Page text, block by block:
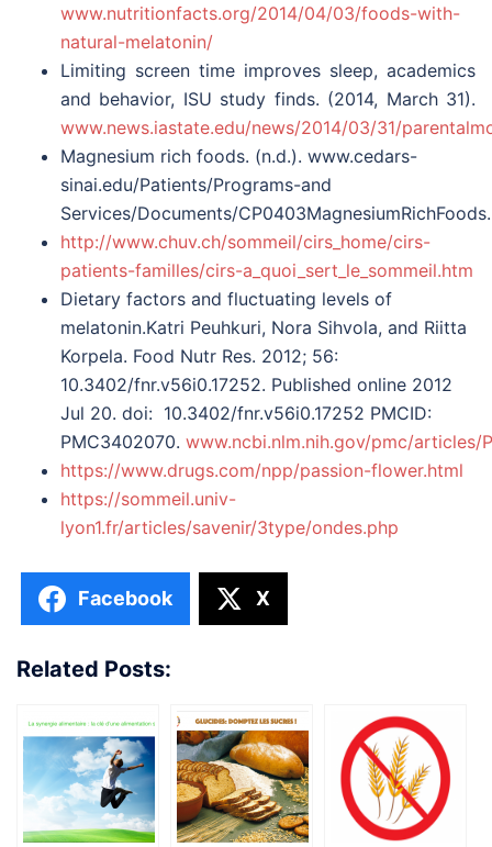
www.nutritionfacts.org/2014/04/03/foods-with-
natural-melatonin/
Limiting screen time improves sleep, academics
and behavior, ISU study finds. (2014, March 31).
www.news.iastate.edu/news/2014/03/31/
Magnesium rich foods. (n.d.). www.cedars-
sinai.edu/Patients/Programs-and
Services/Documents/
http://www.chuv.ch/sommeil/cirs_home/cirs-
patients-familles/cirs-a_quoi_sert_le_sommeil.htm
Dietary factors and fluctuating levels of
melatonin.Katri Peuhkuri, Nora Sihvola, and Riitta
Korpela. Food Nutr Res. 2012; 56:
10.3402/fnr.v56i0.17252. Published online 2012
Jul 20. doi: 10.3402/fnr.v56i0.17252 PMCID:
PMC3402070. www.ncbi.nlm.nih.gov/pmc/articles/
https://www.drugs.com/npp/passion-flower.html
https://sommeil.univ-
lyon1.fr/articles/savenir/3type/ondes.php
Facebook X
Related Posts: